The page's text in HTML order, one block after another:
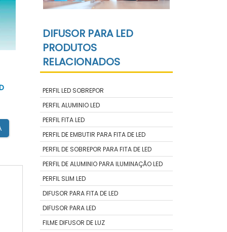
DIFUSOR PARA LED
PRODUTOS
RELACIONADOS
PERFIL LED SOBREPOR
PERFIL ALUMINIO LED
PERFIL FITA LED
PERFIL DE EMBUTIR PARA FITA DE LED
PERFIL DE SOBREPOR PARA FITA DE LED
PERFIL DE ALUMINIO PARA ILUMINAÇÃO LED
PERFIL SLIM LED
DIFUSOR PARA FITA DE LED
DIFUSOR PARA LED
FILME DIFUSOR DE LUZ